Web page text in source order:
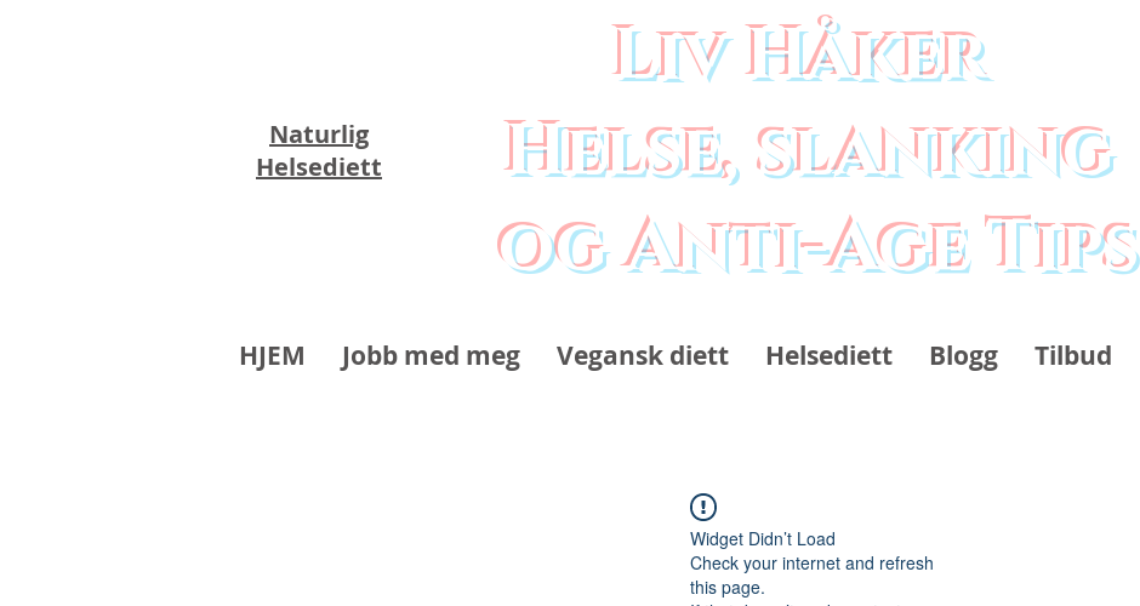
Liv Håker
Helse, slanking
og Anti-Age Tips
Naturlig
Helsediett
HJEM Jobb med meg Vegansk diett Helsediett Blogg Tilbud
Widget Didn’t Load
Check your internet and refresh
this page.